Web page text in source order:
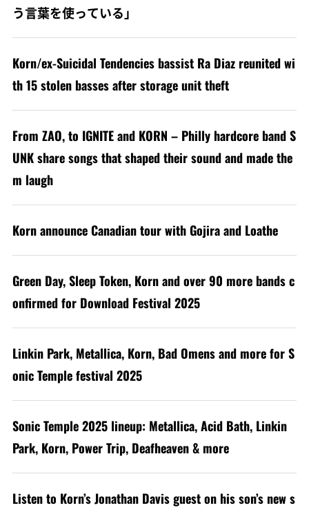
う言葉を使っている」
Korn/ex-Suicidal Tendencies bassist Ra Diaz reunited wi
th 15 stolen basses after storage unit theft
From ZAO, to IGNITE and KORN – Philly hardcore band S
UNK share songs that shaped their sound and made the
m laugh
Korn announce Canadian tour with Gojira and Loathe
Green Day, Sleep Token, Korn and over 90 more bands c
onfirmed for Download Festival 2025
Linkin Park, Metallica, Korn, Bad Omens and more for S
onic Temple festival 2025
Sonic Temple 2025 lineup: Metallica, Acid Bath, Linkin
Park, Korn, Power Trip, Deafheaven & more
Listen to Korn’s Jonathan Davis guest on his son’s new s